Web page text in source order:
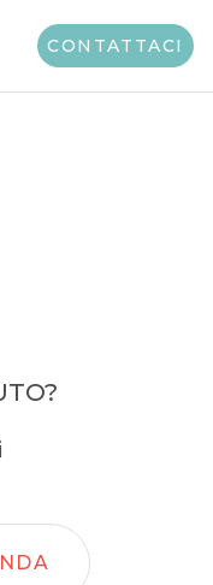
CONTATTACI